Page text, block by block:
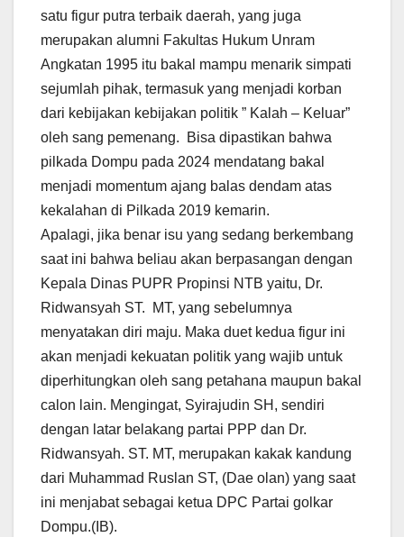
satu figur putra terbaik daerah, yang juga
merupakan alumni Fakultas Hukum Unram
Angkatan 1995 itu bakal mampu menarik simpati
sejumlah pihak, termasuk yang menjadi korban
dari kebijakan kebijakan politik ” Kalah – Keluar”
oleh sang pemenang. Bisa dipastikan bahwa
pilkada Dompu pada 2024 mendatang bakal
menjadi momentum ajang balas dendam atas
kekalahan di Pilkada 2019 kemarin.
Apalagi, jika benar isu yang sedang berkembang
saat ini bahwa beliau akan berpasangan dengan
Kepala Dinas PUPR Propinsi NTB yaitu, Dr.
Ridwansyah ST. MT, yang sebelumnya
menyatakan diri maju. Maka duet kedua figur ini
akan menjadi kekuatan politik yang wajib untuk
diperhitungkan oleh sang petahana maupun bakal
calon lain. Mengingat, Syirajudin SH, sendiri
dengan latar belakang partai PPP dan Dr.
Ridwansyah. ST. MT, merupakan kakak kandung
dari Muhammad Ruslan ST, (Dae olan) yang saat
ini menjabat sebagai ketua DPC Partai golkar
Dompu.(IB).